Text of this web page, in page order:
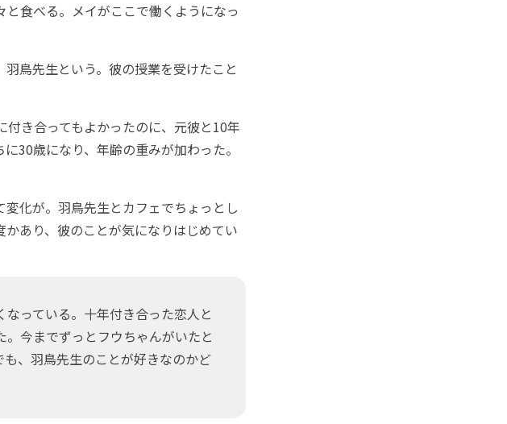
食べる。メイがここで働くようになっ
鳥先生という。彼の授業を受けたこと
き合ってもよかったのに、元彼と10年
30歳になり、年齢の重みが加わった。
化が。羽鳥先生とカフェでちょっとし
あり、彼のことが気になりはじめてい
っている。十年付き合った恋人と
今までずっとフウちゃんがいたと
、羽鳥先生のことが好きなのかど